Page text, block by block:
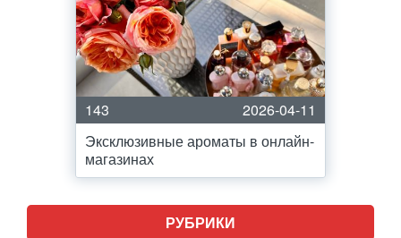
143
2026-04-11
Эксклюзивные ароматы в онлайн-
магазинах
РУБРИКИ